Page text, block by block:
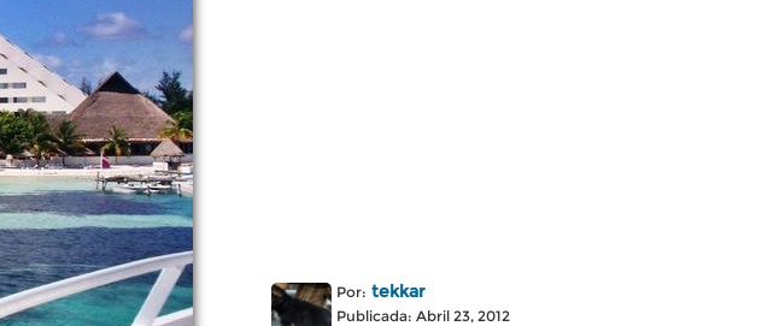
Por: tekkar
Publicada: Abril 23, 2012